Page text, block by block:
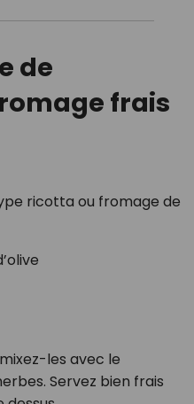
de
frais
ricotta ou fromage de
les avec le
Servez bien frais